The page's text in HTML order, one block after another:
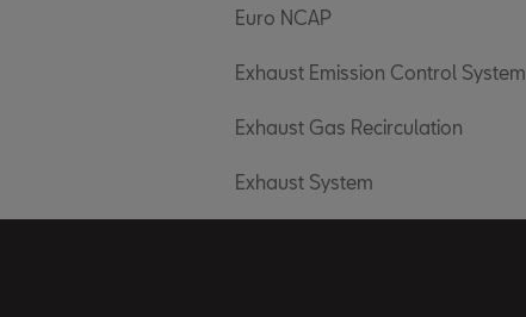
Euro NCAP
Exhaust Emission Control System
Exhaust Gas Recirculation
Exhaust System